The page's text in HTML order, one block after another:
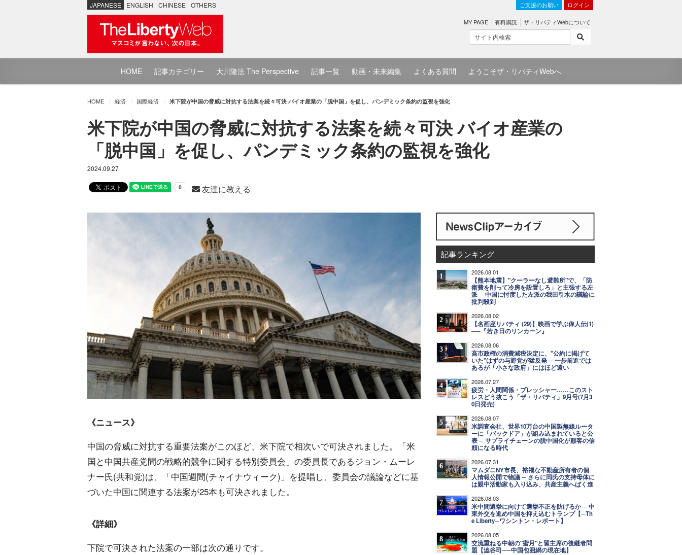
JAPANESE ENGLISH CHINESE OTHERS ご支援のお願い ログイン
MY PAGE 有料購読 ザ・リバティWebについて
HOME 記事カテゴリー 大川隆法 The Perspective 記事一覧 動画・未来編集 よくある質問 ようこそザ・リバティWebへ
HOME 経済 国際経済 米下院が中国の脅威に対抗する法案を続々可決 バイオ産業の「脱中国」を促し、パンデミック条約の監視を強化
米下院が中国の脅威に対抗する法案を続々可決 バイオ産業の
「脱中国」を促し、パンデミック条約の監視を強化
2024.09.27
友達に教える
《ニュース》
中国の脅威に対抗する重要法案がこのほど、米下院で相次いで可決されました。「米
国と中国共産党間の戦略的競争に関する特別委員会」の委員長であるジョン・ムーレ
ナー氏(共和党)は、「中国週間(チャイナウィーク)」を提唱し、委員会の議論などに基
づいた中国に関連する法案が25本も可決されました。
《詳細》
下院で可決された法案の一部は次の通りです。
記事ランキング
1 2026.08.01
【熊本地震】"クーラーなし避難所"で、「防
衛費を削って冷房を設置しろ」と主張する左
派 ─ 中国に忖度した左派の我田引水の議論に
批判殺到
2 2026.08.02
【名画座リバティ (29)】映画で学ぶ偉人伝(1)
──『若き日のリンカーン』
3 2026.08.06
高市政権の消費減税決定に、"公約に掲げて
いた"はずの与野党が猛反発 ─ 一歩前進では
あるが「小さな政府」にはほど遠い
4 2026.07.27
疲労・人間関係・プレッシャー……このスト
レスどう抜こう「ザ・リバティ」9月号(7月3
0日発売)
5 2026.08.07
米調査会社、世界10万台の中国製無線ルータ
ーに「バックドア」が組み込まれていると公
表 ─ サプライチェーンの脱中国化が顧客の信
頼になる時代
6 2026.07.31
マムダニNY市長、裕福な不動産所有者の個
人情報公開で物議 ─ さらに同氏の支持母体に
は親中活動家も入り込み、共産主義へばく進
7 2026.08.03
米中間選挙に向けて選挙不正を防げるか ─ 中
東外交を進め中国を抑え込むトランプ【─Th
e Liberty─ワシントン・レポート】
8 2026.08.05
交流重ねる中朝の"蜜月"と習主席の後継者問
題【澁谷司──中国包囲網の現在地】